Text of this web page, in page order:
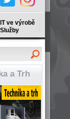
IT ve výrobě
Služby
a Trh